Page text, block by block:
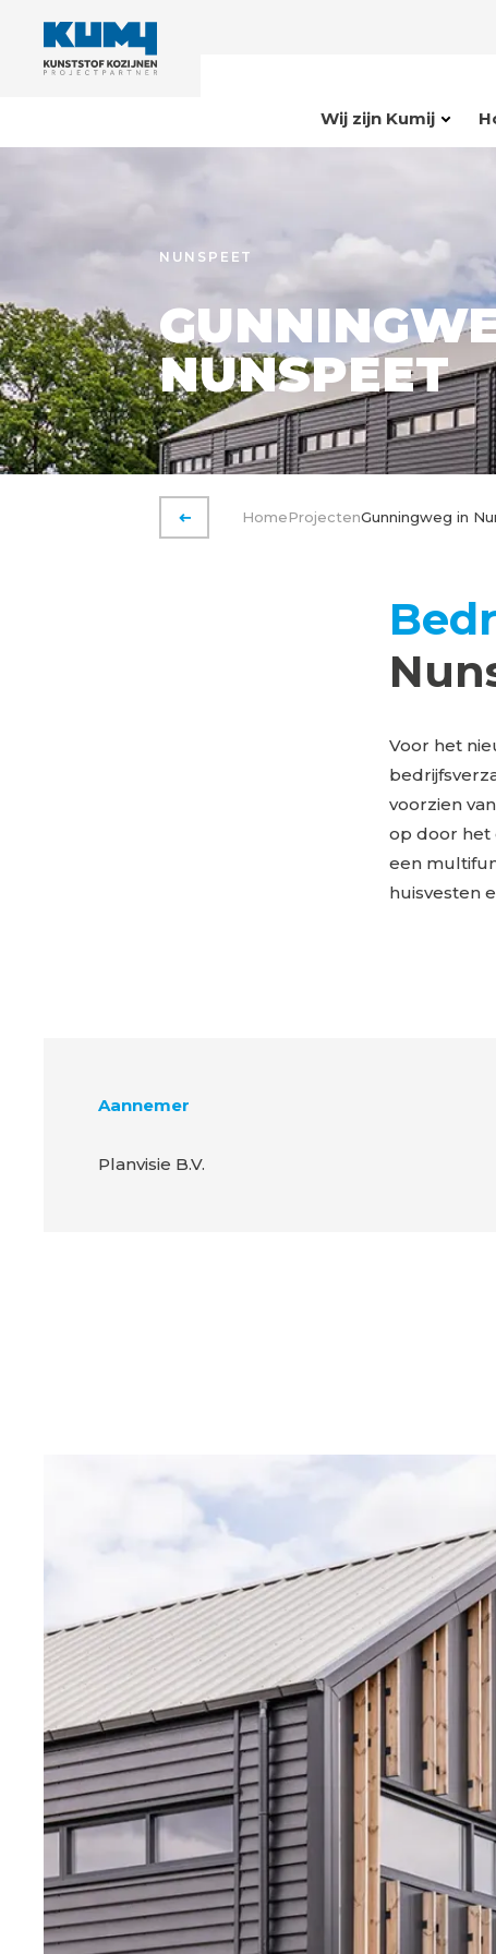
Wij zijn Kumij
NUNSPEET
NUNSPEET
VORIGE PAGINA
HomeProjectenGunningweg in
Voor het
voorzien
op door het
een
huisvesten
Aannemer
Planvisie B.V.